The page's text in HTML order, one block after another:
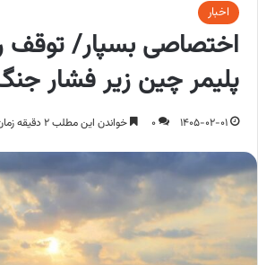
اخبار
اختصاصی بسپار/
پلیمر چین زیر فشار
1405-02-01
0 خواندن این مطلب 2 دقیقه زمان میبرد